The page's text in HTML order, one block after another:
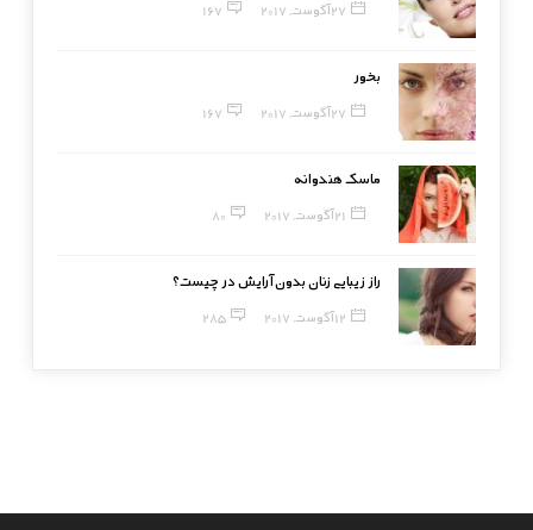
27 آگوست, 2017 167
بخور
27 آگوست, 2017 167
ماسک هندوانه
21 آگوست, 2017 80
راز زیبایی زنان بدون آرایش در چیست؟
12 آگوست, 2017 285